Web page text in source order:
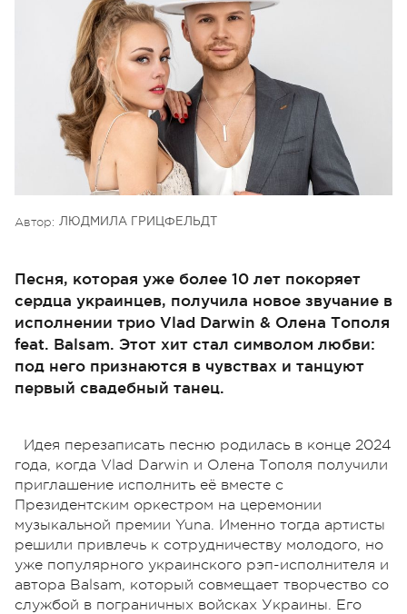
Автор: ЛЮДМИЛА ГРИЦФЕЛЬДТ
Песня, которая уже более 10 лет покоряет
сердца украинцев, получила новое звучание в
исполнении трио Vlad Darwin & Олена Тополя
feat. Balsam. Этот хит стал символом любви:
под него признаются в чувствах и танцуют
первый свадебный танец.
Идея перезаписать песню родилась в конце 2024
года, когда Vlad Darwin и Олена Тополя получили
приглашение исполнить её вместе с
Президентским оркестром на церемонии
музыкальной премии Yuna. Именно тогда артисты
решили привлечь к сотрудничеству молодого, но
уже популярного украинского рэп-исполнителя и
автора Balsam, который совмещает творчество со
службой в пограничных войсках Украины. Его